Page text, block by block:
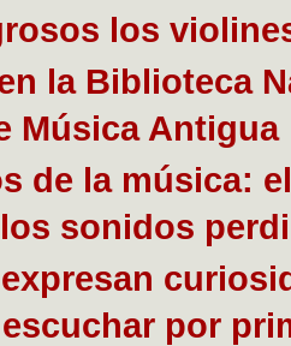
los
la Biblioteca
Música Antigua
de la música:
sonidos
por